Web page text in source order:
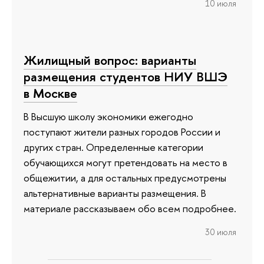
10 июля
Жилищный вопрос: варианты
размещения студентов НИУ ВШЭ
в Москве
В Высшую школу экономики ежегодно
поступают жители разных городов России и
других стран. Определенные категории
обучающихся могут претендовать на место в
общежитии, а для остальных предусмотрены
альтернативные варианты размещения. В
материале рассказываем обо всем подробнее.
30 июля